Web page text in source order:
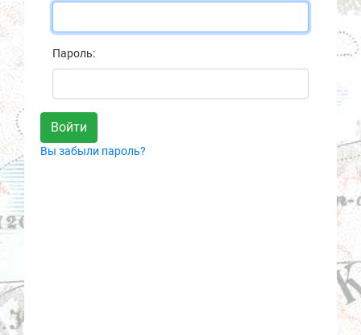
Новости
О нас
Контакты
Партнеры
Пароль:
Вы забыли пароль?